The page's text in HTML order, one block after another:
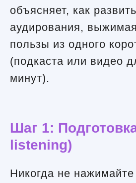
объясняет, как
аудирования,
пользы из одного
(подкаста или видео
минут).
Шаг 1:
listening)
Никогда не нажимайте